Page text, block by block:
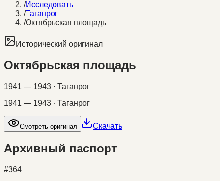
/Исследовать
/Таганрог
/Октябрьская площадь
Исторический оригинал
Октябрьская площадь
1941 — 1943 · Таганрог
1941 — 1943 · Таганрог
Смотреть оригинал Скачать
Архивный паспорт
#364